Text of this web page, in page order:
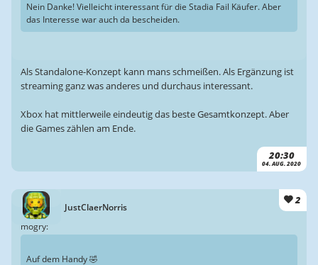
20:30
04. AUG. 2020
Nein Danke! Vielleicht interessant für die Stadia Fail Käufer. Aber
das Interesse war auch da bescheiden.
Als Standalone-Konzept kann mans schmeißen. Als Ergänzung ist
streaming ganz was anderes und durchaus interessant.
Xbox hat mittlerweile eindeutig das beste Gesamtkonzept. Aber
die Games zählen am Ende.
JustClaerNorris
2
mogry:
Auf dem Handy 🤣